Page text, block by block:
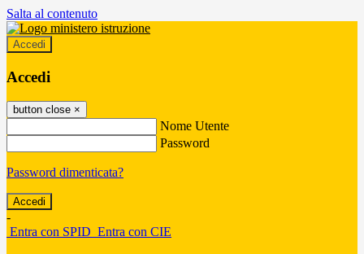
Salta al contenuto
Accedi
Accedi
button close ×
Nome Utente
Password
Password dimenticata?
-
Entra con SPID Entra con CIE